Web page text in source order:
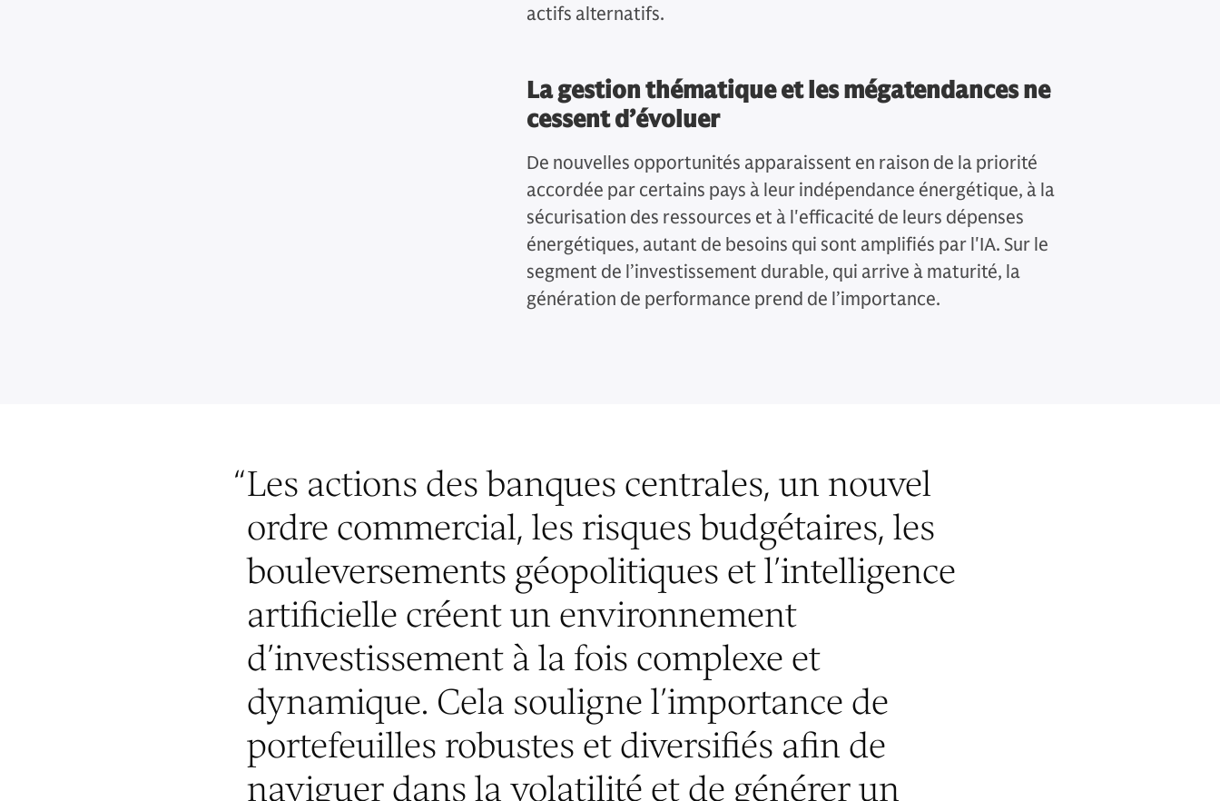
actifs alternatifs.
La gestion thématique et les mégatendances ne
cessent d’évoluer
De nouvelles opportunités apparaissent en raison de la priorité
accordée par certains pays à leur indépendance énergétique, à la
sécurisation des ressources et à l'efficacité de leurs dépenses
énergétiques, autant de besoins qui sont amplifiés par l'IA. Sur le
segment de l’investissement durable, qui arrive à maturité, la
génération de performance prend de l’importance.
“Les actions des banques centrales, un nouvel
ordre commercial, les risques budgétaires, les
bouleversements géopolitiques et l’intelligence
artificielle créent un environnement
d’investissement à la fois complexe et
dynamique. Cela souligne l’importance de
portefeuilles robustes et diversifiés afin de
naviguer dans la volatilité et de générer un